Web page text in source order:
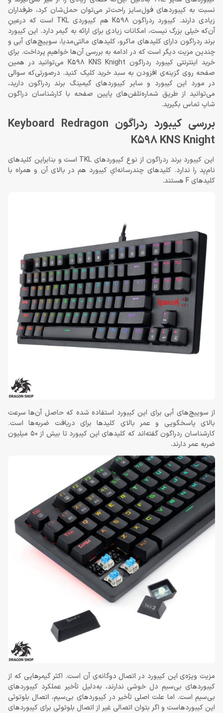
نسبت به کیبوردهای فول‌سایز راحت‌تر می‌توان حمل‌شان کرد، طرفداران
زیادی دارند. کیبورد ردراگون K598 هم کیبوردی TKL است که درعینِ
آن‌که خیلی بزرگ نیست، امکانات زیادی برای ارائه به گیمر دارد. این کیبورد
برند ردراگون دارای کلیدهای ماکرو، کلیدهای مالتی‌مدیا، سوییچ‌های آبی و
چندین مزیت دیگر است که در ادامه به بررسی آن‌ها خواهیم پرداخت. برای
خرید اینترنتی کیبورد ردراگون K598 KNS Knight می‌توانید در همین
صفحه روی گزینه‌ی افزودن به سبد خرید کلیک کنید. درصورتی‌که سوالی
در مورد این کیبورد و سایر کیبوردهای گیمینگ برند ردراگون دارید،
می‌توانید از طریق شماره‌تلفن‌های پایین صفحه با کارشناسان دراگون
شاپ تماس بگیرید.
بررسی کیبورد ردراگون Keyboard Redragon
K598 KNS Knight
این کیبورد برند ردراگون از نوع کیبوردهای TKL است و بنابراین کلیدهای
نام‌پد را ندارد. کلیدهای چندرسانه‌ایِ کیبورد هم در بالای آن و همراه با
کلیدهای F هستند.
از سوییچ‌های آبی برای این کیبورد استفاده شده که حاصل آن‌ها سرعت
بالای پاسخگویی و عمر بالای کلیدها برای دریافت ضربه‌ها است.
کارشناسان ردراگون گفته‌اند که کلیدهای این کیبورد تا بیش از 50 میلیون
ضربه عمر دارند.
مزیت ویژه‌ی این کیبورد در اتصال دوگانه‌ی آن است. اکثر گیمرهایی که از
کیبوردهای بی‌سیم دل خوشی ندارند، به‌دلیل تأخیر عملکرد کیبوردهای
بی‌سیم است. اما علت اصلی تأخیر در کیبوردهای بی‌سیم، اتصال بلوتوثی
این کیبوردهاست و اگر بتوان اتصالی غیر از اتصال بلوتوثی برای کیبوردهای